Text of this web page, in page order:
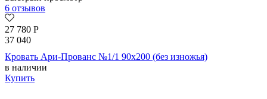
6 отзывов
27 780 Р
37 040
Кровать Ари-Прованс №1/1 90х200 (без изножья)
в наличии
Купить